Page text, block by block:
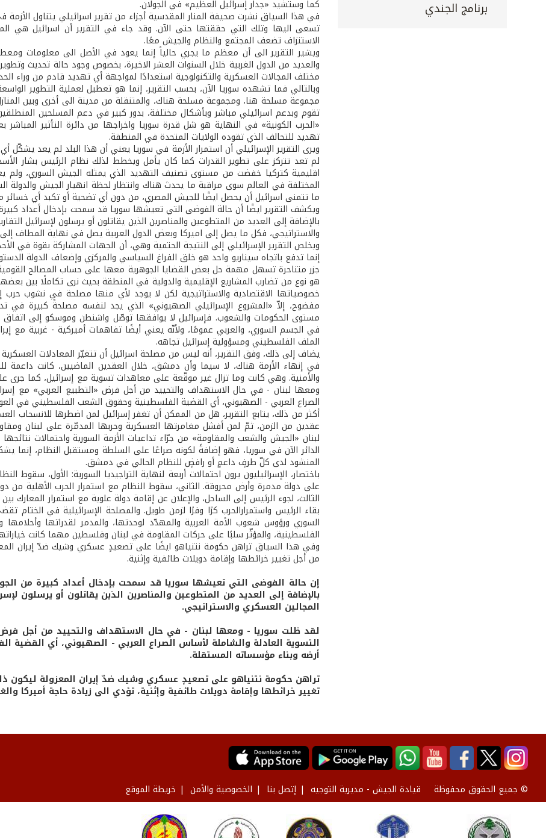
برنامج الجندي
كما وستشيد «جدار إسرائيل العظيم» في الجولان.
في هذا السياق نشرت صحيفة المنار المقدسية أجزاء من تقرير اسرائيلي يتناول
تسعى اليها وتلك التي حققتها حتى الآن. وقد جاء في التقرير أن اسرائيل هي
الاستنزاف تضعف المجتمع والنظام والجيش معًا.
ويشير التقرير الى أن معظم ما يجري حالياً إنما يعود في الأصل الى معلومات
والعديد من الدول الغربية خلال السنوات العشر الاخيرة، بخصوص وجود حالة تحديث
مختلف المجالات العسكرية والتكنولوجية استعدادًا لمواجهة أي تهديد قادم من وراء
وبالتالي فما تشهده سوريا الآن، بحسب التقرير، إنما هو تعطيل لعملية التطوير
مجموعة مسلحة هنا، ومجموعة مسلحة هناك، والمتنقلة من مدينة الى أخرى وبين
تقوم وبدعم اسرائيلي مباشر وبأشكال مختلفة، بدور كبير في دعم المسلحين
«الحرب الكونية» في النهاية هو شل قدرة سوريا واخراجها من دائرة التأثير
تهديد للتحالف الذي تقوده الولايات المتحدة في المنطقة.
ويرى التقرير الإسرائيلي أن استمرار الأزمة في سوريا يعني أن هذا البلد لم يعد
لم تعد تتركز على تطوير القدرات كما كان يأمل ويخطط لذلك نظام الرئيس بشار الأسد.
اقليمية كتركيا خفضت من مستوى تصنيف التهديد الذي يمثله الجيش السوري، ولم
ما تتمنى اسرائيل أن يحصل ايضًا للجيش المصري، من دون أي تضحية أو تكبد أي خسائر
ويكشف التقرير ايضًا أن حالة الفوضى التي تعيشها سوريا قد سمحت بإدخال أعداد
بالإضافة إلى العديد من المتطوعين والمناصرين الذين يقاتلون أو يرسلون لإسرائيل
والاستراتيجي، فكل ما يصل إلى اميركا وبعض الدول العربية يصل في نهاية المطاف إلى
ويخلص التقرير الإسرائيلي إلى النتيجة الحتمية وهي، أن الجهات المشاركة بقوة
إنما تدفع باتجاه سيناريو واحد هو خلق الفراغ السياسي والمركزي وإضعاف الدولة
جزر متناحرة تسهل مهمة حل بعض القضايا الجوهرية معها على حساب المصالح القومية
هو نوع من تضارب المشاريع الإقليمية والدولية في المنطقة بحيث نرى تكاملًا بين
خصوصياتها الاقتصادية والاستراتيجية لكن لا يوجد لأي منها مصلحة في نشوب
مفضوح، إلاّ «المشروع الإسرائيلي الصهيوني» الذي يجد لنفسه مصلحةً كبيرة في
مستوى الحكومات والشعوب. فإسرائيل لا يوافقها توصّل واشنطن وموسكو إلى
في الجسم السوري، والعربي عمومًا، ولأنّه يعني أيضًا تفاهمات أميركية - غربية مع
الملف الفلسطيني ومسؤولية إسرائيل تجاهه.
يضاف إلى ذلك، وفق التقرير، أنه ليس من مصلحة اسرائيل أن تتغيّر المعادلات
في إنهاء الأزمة هناك، لا سيما وأن دمشق، خلال العقدين الماضيين، كانت داعمة
والأمنية. وهي كانت وما تزال غير موقّعة على معاهدات تسوية مع إسرائيل، كما جرى
ومعها لبنان - في حال الاستهداف والتحييد من أجل فرض «التطبيع العربي» مع
الصراع العربي - الصهيوني، أي القضية الفلسطينية وحقوق الشعب الفلسطيني في
لبنان «الجيش والشعب والمقاومة» من جرّاء تداعيات الأزمة السورية واحتمالات
الدائر الآن في سوريا، فهو إضافةً لكونه صراعًا على السلطة ومستقبل النظام، إنما
المنشود لدى كلّ طرفٍ داعمٍ أو رافضٍ للنظام الحالي في دمشق.
باختصار، الإسرائيليون يرون احتمالات أربعة لنهاية التراجيديا السورية: الأول،
على دولة مدمرة وأرض محروقة. الثاني، سقوط النظام مع استمرار الحرب الأهلية
الثالث، لجوء الرئيس إلى الساحل، والإعلان عن إقامة دولة علوية مع استمرار المعارك
بقاء الرئيس واستمرارالحرب كرًا وفرًا لزمن طويل. والمصلحة الإسرائيلية في
السوري ورؤوس شعوب الأمة العربية والمهدّد لوحدتها، والمدمر لقدراتها
الفلسطينية، والمؤثّر سلبًا على حركات المقاومة في لبنان وفلسطين مهما كانت
وفي هذا السياق تراهن حكومة نتنياهو ايضًا على تصعيدٍ عسكري وشيك ضدّ إيران
من أجل تغيير خرائطها وإقامة دويلات طائفية وإثنية.
إن حالة الفوضى التي تعيشها سوريا قد سمحت بإدخال أعداد كبيرة من
بالإضافة إلى العديد من المتطوعين والمناصرين الذين يقاتلون أو يرسلون
المجالين العسكري والاستراتيجي.
لقد ظلت سوريا - ومعها لبنان - في حال الاستهداف والتحييد من أجل
التسوية العادلة والشاملة لأساس الصراع العربي - الصهيوني، أي
أرضه وبناء مؤسساته المستقلة.
تراهن حكومة نتنياهو على تصعيدٍ عسكري وشيك ضدّ إيران المعزولة ليكون
تغيير خرائطها وإقامة دويلات طائفية وإثنية، تؤدي الى زيادة حاجة أميركا
© جميع الحقوق محفوظة قيادة الجيش - مديرية التوجيه إتصل بنا الخصوصية والأمن خريطة الموقع